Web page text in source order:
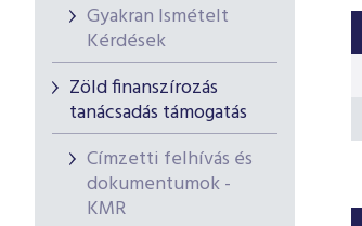
Gyakran Ismételt
Kérdések
Zöld finanszírozás
tanácsadás támogatás
Címzetti felhívás és
dokumentumok -
KMR